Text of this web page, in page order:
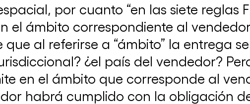
las Américas en Perú
26 de Noviembre 2024
por cuanto “en las siete reglas
el ámbito correspondiente al
al referirse a “ámbito” la entrega
¿el país del vendedor?
en el ámbito que corresponde al
habrá cumplido con la obligación